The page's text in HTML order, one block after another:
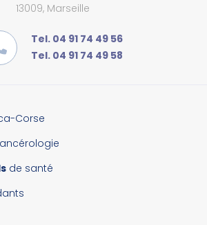
13009, Marseille
Tel. 04 91 74 49 56
Tel. 04 91 74 49 58
Corse
de santé